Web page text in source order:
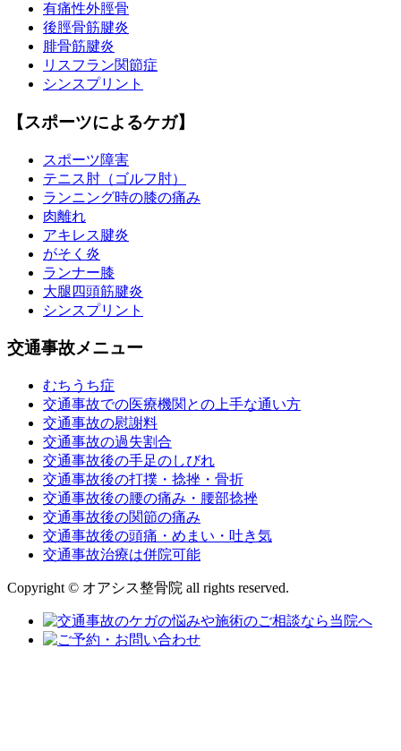
有痛性外脛骨
後脛骨筋腱炎
腓骨筋腱炎
リスフラン関節症
シンスプリント
【スポーツによるケガ】
スポーツ障害
テニス肘（ゴルフ肘）
ランニング時の膝の痛み
肉離れ
アキレス腱炎
がそく炎
ランナー膝
大腿四頭筋腱炎
シンスプリント
交通事故メニュー
むちうち症
交通事故での医療機関との上手な通い方
交通事故の慰謝料
交通事故の過失割合
交通事故後の手足のしびれ
交通事故後の打撲・捻挫・骨折
交通事故後の腰の痛み・腰部捻挫
交通事故後の関節の痛み
交通事故後の頭痛・めまい・吐き気
交通事故治療は併院可能
Copyright © オアシス整骨院 all rights reserved.